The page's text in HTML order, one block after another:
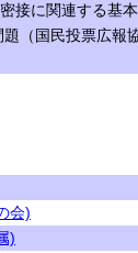
接に関連する基
（国民投票広報
会)
)